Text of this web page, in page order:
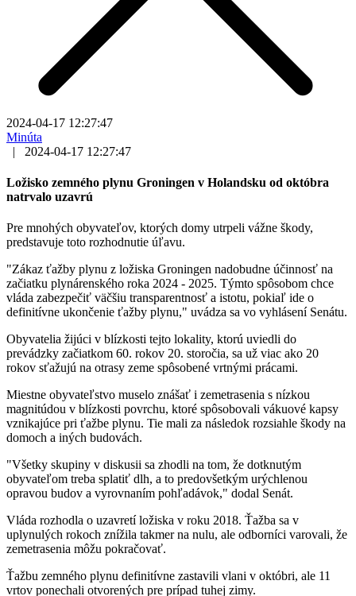
2024-04-17 12:27:47
Minúta
|
2024-04-17 12:27:47
Ložisko zemného plynu Groningen v Holandsku od októbra
natrvalo uzavrú
Pre mnohých obyvateľov, ktorých domy utrpeli vážne škody,
predstavuje toto rozhodnutie úľavu.
"Zákaz ťažby plynu z ložiska Groningen nadobudne účinnosť na
začiatku plynárenského roka 2024 - 2025. Týmto spôsobom chce
vláda zabezpečiť väčšiu transparentnosť a istotu, pokiaľ ide o
definitívne ukončenie ťažby plynu," uvádza sa vo vyhlásení Senátu.
Obyvatelia žijúci v blízkosti tejto lokality, ktorú uviedli do
prevádzky začiatkom 60. rokov 20. storočia, sa už viac ako 20
rokov sťažujú na otrasy zeme spôsobené vrtnými prácami.
Miestne obyvateľstvo muselo znášať i zemetrasenia s nízkou
magnitúdou v blízkosti povrchu, ktoré spôsobovali vákuové kapsy
vznikajúce pri ťažbe plynu. Tie mali za následok rozsiahle škody na
domoch a iných budovách.
"Všetky skupiny v diskusii sa zhodli na tom, že dotknutým
obyvateľom treba splatiť dlh, a to predovšetkým urýchlenou
opravou budov a vyrovnaním pohľadávok," dodal Senát.
Vláda rozhodla o uzavretí ložiska v roku 2018. Ťažba sa v
uplynulých rokoch znížila takmer na nulu, ale odborníci varovali, že
zemetrasenia môžu pokračovať.
Ťažbu zemného plynu definitívne zastavili vlani v októbri, ale 11
vrtov ponechali otvorených pre prípad tuhej zimy.